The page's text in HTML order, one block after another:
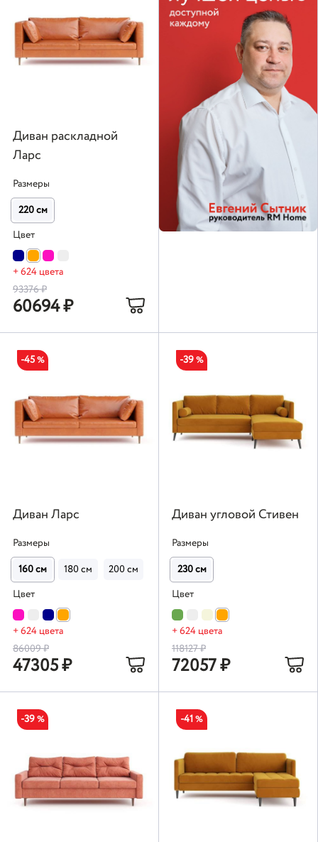
Диван раскладной
Ларс
Размеры
220 см
Цвет
+ 624 цвета
93376₽
60694₽
-45%
Диван Ларс
Размеры
160 см
180 см 200 см
220 см
Цвет
+ 624 цвета
86009₽
47305₽
-39%
Диван угловой Стивен
Размеры
230 см
Цвет
+ 624 цвета
118127₽
72057₽
-39% -41%